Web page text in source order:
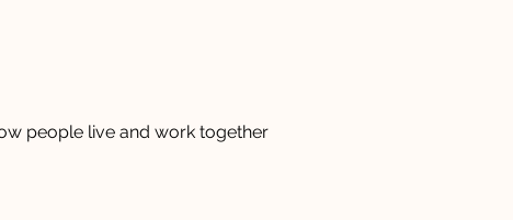
people live and work together